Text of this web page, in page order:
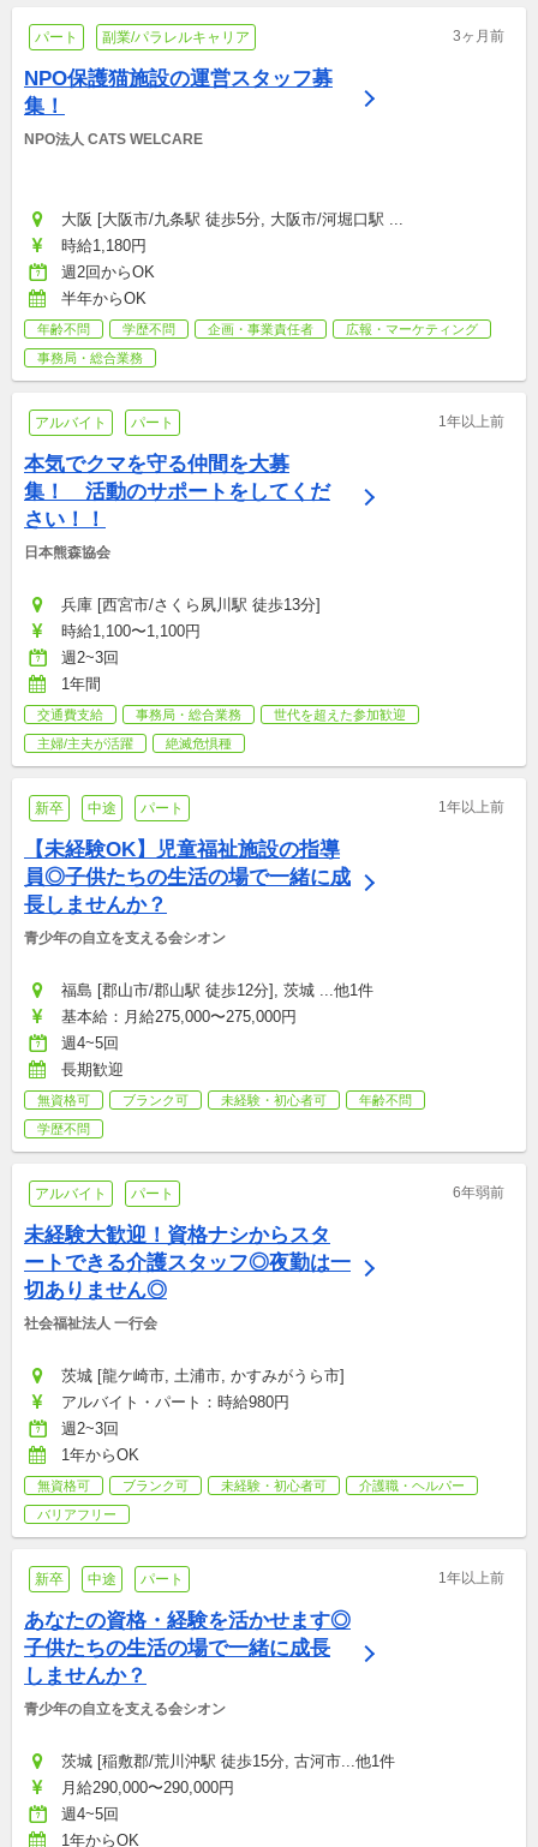
パート 副業/パラレルキャリア 3ヶ月前
NPO保護猫施設の運営スタッフ募
集！
NPO法人 CATS WELCARE
大阪 [大阪市/九条駅 徒歩5分, 大阪市/河堀口駅 ...
時給1,180円
週2回からOK
半年からOK
年齢不問 学歴不問 企画・事業責任者
広報・マーケティング
事務局・総合業務
アルバイト パート 1年以上前
本気でクマを守る仲間を大募
集！　活動のサポートをしてくだ
さい！！
日本熊森協会
兵庫 [西宮市/さくら夙川駅 徒歩13分]
時給1,100〜1,100円
週2~3回
1年間
交通費支給 事務局・総合業務
世代を超えた参加歓迎
主婦/主夫が活躍
絶滅危惧種
新卒 中途 パート 1年以上前
【未経験OK】児童福祉施設の指導
員◎子供たちの生活の場で一緒に成
長しませんか？
青少年の自立を支える会シオン
福島 [郡山市/郡山駅 徒歩12分], 茨城 ...他1件
基本給：月給275,000〜275,000円
週4~5回
長期歓迎
無資格可 ブランク可 未経験・初心者可
年齢不問
学歴不問
アルバイト パート 6年弱前
未経験大歓迎！資格ナシからスタ
ートできる介護スタッフ◎夜勤は一
切ありません◎
社会福祉法人 一行会
茨城 [龍ケ崎市, 土浦市, かすみがうら市]
アルバイト・パート：時給980円
週2~3回
1年からOK
無資格可 ブランク可 未経験・初心者可
介護職・ヘルパー
バリアフリー
新卒 中途 パート 1年以上前
あなたの資格・経験を活かせます◎
子供たちの生活の場で一緒に成長
しませんか？
青少年の自立を支える会シオン
茨城 [稲敷郡/荒川沖駅 徒歩15分, 古河市...他1件
月給290,000〜290,000円
週4~5回
1年からOK